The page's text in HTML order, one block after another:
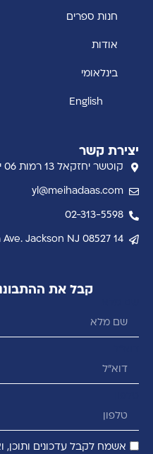
חנות ספרים
אודות
בינלאומי
English
יצירת קשר
קוטשר יחזקאל 13 רמות 06 ירושלים
yl@meihadaas.com
02-313-5598
14 Indiana Ave. Jackson NJ 08527
קבל את
אשמח לקבל עדכונים